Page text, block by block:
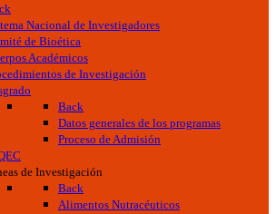
Nacional de Investigadores
de Bioética
Académicos
de Investigación
Back
Datos generales de los programas
Proceso de Admisión
de Investigación
Back
Alimentos Nutracéuticos